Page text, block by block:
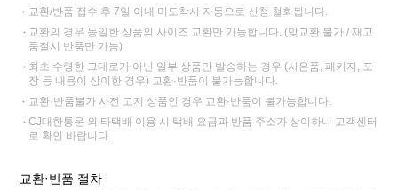
교환/반품 접수 후 7일 이내 미도착시 자동으로 신청 철회됩니다.
교환의 경우 동일한 상품의 사이즈 교환만 가능합니다. (맞교환 불가 / 재고
품절시 반품만 가능)
최초 수령한 그대로가 아닌 일부 상품만 발송하는 경우 (사은품, 패키지, 포
장 등 내용이 상이한 경우) 교환·반품이 불가능합니다.
교환·반품불가 사전 고지 상품인 경우 교환·반품이 불가능합니다.
CJ대한통운 외 타택배 이용 시 택배 요금과 반품 주소가 상이하니 고객센터
로 확인 바랍니다.
교환·반품 절차